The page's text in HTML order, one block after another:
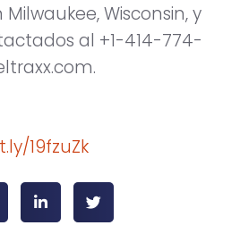
Wisconsin, y
al +1-414-774-
19fzuZk